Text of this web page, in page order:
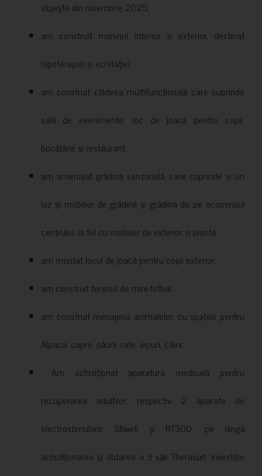
slujește din noiembrie 2025;
am construit manejul interior și exterior, destinat
hipoterapiei și echitației;
am construit clădirea multifuncțională care cuprinde
sală de evenimente, loc de joacă pentru copii,
bucătărie și restaurant;
am amenajat grădina senzorială, care cuprinde și un
iaz și mobilier de grădină și grădina de pe acoperisul
centrului, la fel cu mobilier de exterior și plante;
am montat locul de joacă pentru copii exterior;
am construit terenul de mini-fotbal;
am construit menajeria animalelor, cu spațiile pentru
Alpaca, capre, păuni, rațe, iepuri, câini;
Am achiziționat aparatura medicală pentru
recuperarea adulților, respectiv 2 aparate de
electrostimulare: Stiwell și RT300, pe lângă
achiziționarea și dotarea a 3 săli Therasuit, investiție